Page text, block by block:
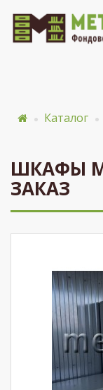
Каталог
ШКАФЫ
ЗАКАЗ